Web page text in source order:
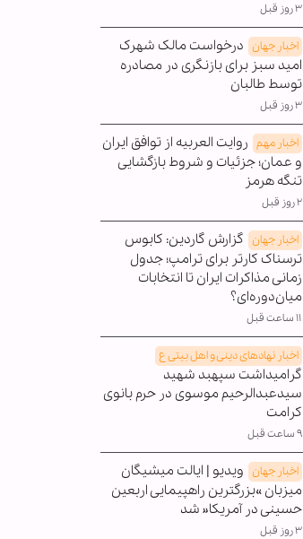
۳ روز قبل
اخبار جهان درخواست مالک شهرک
امید سبز برای بازنگری در مصادره
توسط طالبان
۳ روز قبل
اخبار مهم روایت العربیه از توافق ایران
و عمان؛ جزئیات و شروط بازگشایی
تنگه هرمز
۲ روز قبل
اخبار جهان گزارش گاردین: کابوس
ترسناک کارتر برای ترامپ؛ جدول
زمانی مذاکرات ایران تا انتخابات
میان‌دوره‌ای؟
۱۱ ساعت قبل
اخبار نهادهای دینی و اهل بیتی ع
گرامیداشت سپهبد شهید
سیدعبدالرحیم موسوی در حرم بانوی
کرامت
۹ ساعت قبل
اخبار جهان ویدیو | ایالت میشیگان
میزبان »بزرگترین راهپیمایی اربعین
حسینی در آمریکا« شد
۳ روز قبل